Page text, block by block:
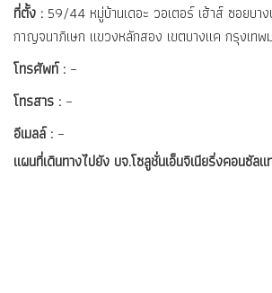
ที่ตั้ง : 59/44 หมู่บ้านเดอะ วอเตอร์ เฮ้าส์ ซอยบ
กาญจนาภิเษก แขวงหลักสอง เขตบางแค กรุงเท
โทรศัพท์ : –
โทรสาร : –
อีเมลล์ : –
แผนที่เดินทางไปยัง บจ.โซลูชั่นเอ็นจิเนียริ่งคอนซัลแ